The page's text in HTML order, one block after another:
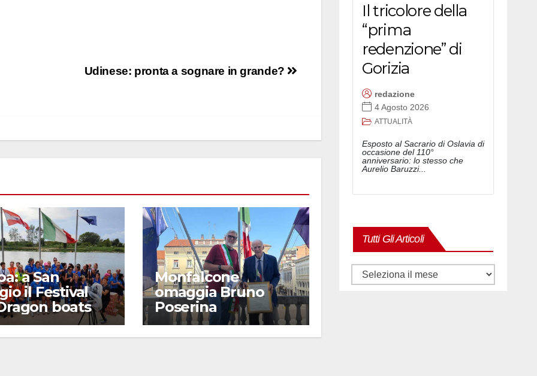
Udinese: pronta a sognare in grande?
a San
il Festival
boats
Monfalcone
omaggia Bruno
Poserina
Il tricolore della
“prima
redenzione” di
Gorizia
redazione
4 Agosto 2026
ATTUALITÀ
Esposto al Sacrario di Oslavia di
occasione del 110°
anniversario: lo stesso che
Aurelio Baruzzi...
Tutti Gli Articoli
Tutti